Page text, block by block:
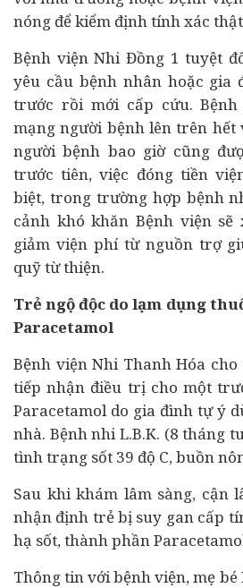
nóng để kiểm định tính xác
Bệnh viện Nhi Đồng 1 tuyệt
yêu cầu bệnh nhân hoặc gia
trước rồi mới cấp cứu.
mạng người bệnh lên trên hết
người bệnh bao giờ cũng
trước tiên, việc đóng tiền
biệt, trong trường hợp bệnh
cảnh khó khăn Bệnh viện sẽ
giảm viện phí từ nguồn trợ
quỹ từ thiện.
Trẻ ngộ độc do lạm dụng
Paracetamol
Bệnh viện Nhi Thanh Hóa
tiếp nhận điều trị cho một
Paracetamol do gia đình tự ý
nhà. Bệnh nhi L.B.K. (8 tháng
tình trạng sốt 39 độ C, buồn
Sau khi khám lâm sàng, cận
nhận định trẻ bị suy gan cấp
hạ sốt, thành phần
Thông tin với bệnh viện, mẹ